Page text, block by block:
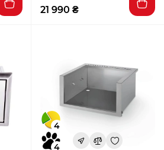
21 990 ₴
4
4